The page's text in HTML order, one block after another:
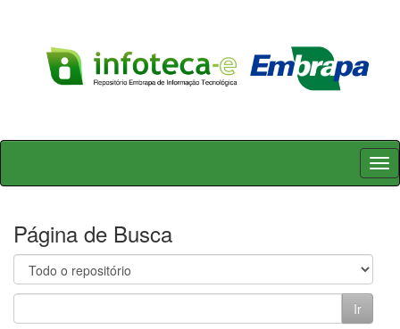
Skip
Página de Busca